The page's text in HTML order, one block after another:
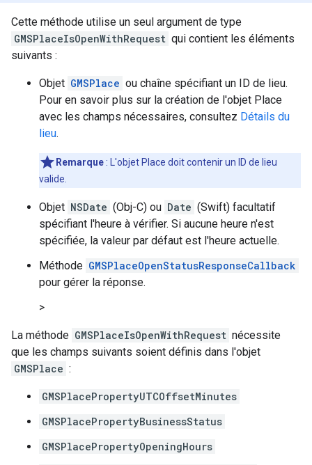
Cette méthode utilise un seul argument de type
GMSPlaceIsOpenWithRequest qui contient les éléments
suivants :
Objet GMSPlace ou chaîne spécifiant un ID de lieu.
Pour en savoir plus sur la création de l'objet Place
avec les champs nécessaires, consultez Détails du
lieu.
Remarque : L'objet Place doit contenir un ID de lieu
valide.
Objet NSDate (Obj-C) ou Date (Swift) facultatif
spécifiant l'heure à vérifier. Si aucune heure n'est
spécifiée, la valeur par défaut est l'heure actuelle.
Méthode GMSPlaceOpenStatusResponseCallback
pour gérer la réponse.
>
La méthode GMSPlaceIsOpenWithRequest nécessite
que les champs suivants soient définis dans l'objet
GMSPlace :
GMSPlacePropertyUTCOffsetMinutes
GMSPlacePropertyBusinessStatus
GMSPlacePropertyOpeningHours